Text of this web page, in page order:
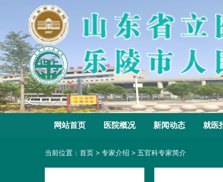
网站首页 医院概况 新闻动态 就医
当前位置： 首页 > 专家介绍 > 五官科专家简介